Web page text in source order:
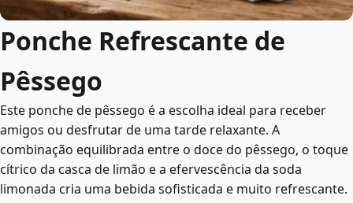
Ponche Refrescante de
Pêssego
Este ponche de pêssego é a escolha ideal para receber
amigos ou desfrutar de uma tarde relaxante. A
combinação equilibrada entre o doce do pêssego, o toque
cítrico da casca de limão e a efervescência da soda
limonada cria uma bebida sofisticada e muito refrescante.